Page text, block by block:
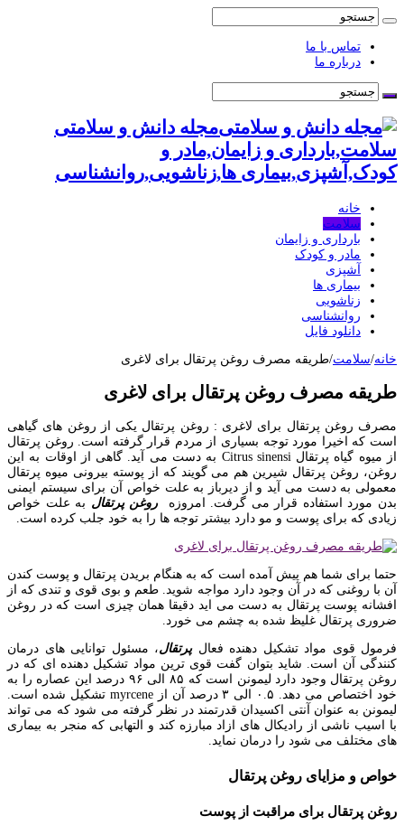
تماس با ما
درباره ما
مجله دانش و سلامتی
سلامت,بارداری و زایمان,مادر و
کودک,آشپزی,بیماری ها,زناشویی,روانشناسی
خانه
سلامت
بارداری و زایمان
مادر و کودک
آشپزی
بیماری ها
زناشویی
روانشناسی
دانلود فایل
خانه/سلامت/طریقه مصرف روغن پرتقال برای لاغری
طریقه مصرف روغن پرتقال برای لاغری
مصرف روغن پرتقال برای لاغری : روغن پرتقال یکی از روغن های گیاهی
است که اخیرا مورد توجه بسیاری از مردم قرار گرفته است. روغن پرتقال
از میوه گیاه پرتقال Citrus sinensi به دست می آید. گاهی از اوقات به این
روغن، روغن پرتقال شیرین هم می گویند که از پوسته بیرونی میوه پرتقال
معمولی به دست می آید و از دیرباز به علت خواص آن برای سیستم ایمنی
بدن مورد استفاده قرار می گرفت. امروزه روغن پرتقال به علت خواص
زیادی که برای پوست و مو دارد بیشتر توجه ها را به خود جلب کرده است.
حتما برای شما هم پیش آمده است که به هنگام بریدن پرتقال و پوست کندن
آن با روغنی که در آن وجود دارد مواجه شوید. طعم و بوی قوی و تندی که از
افشانه پوست پرتقال به دست می اید دقیقا همان چیزی است که در روغن
ضروری پرتقال غلیظ شده به چشم می خورد.
فرمول قوی مواد تشکیل دهنده فعالپرتقال، مسئول توانایی های درمان
کنندگی آن است. شاید بتوان گفت قوی ترین مواد تشکیل دهنده ای که در
روغن پرتقال وجود دارد لیمونن است که ۸۵ الی ۹۶ درصد این عصاره را به
خود اختصاص می دهد. ۰.۵ الی ۳ درصد آن از myrcene تشکیل شده است.
لیمونن به عنوان آنتی اکسیدان قدرتمند در نظر گرفته می شود که می تواند
با اسیب ناشی از رادیکال های ازاد مبارزه کند و التهابی که منجر به بیماری
های مختلف می شود را درمان نماید.
خواص و مزایای روغن پرتقال
روغن پرتقال برای مراقبت از پوست